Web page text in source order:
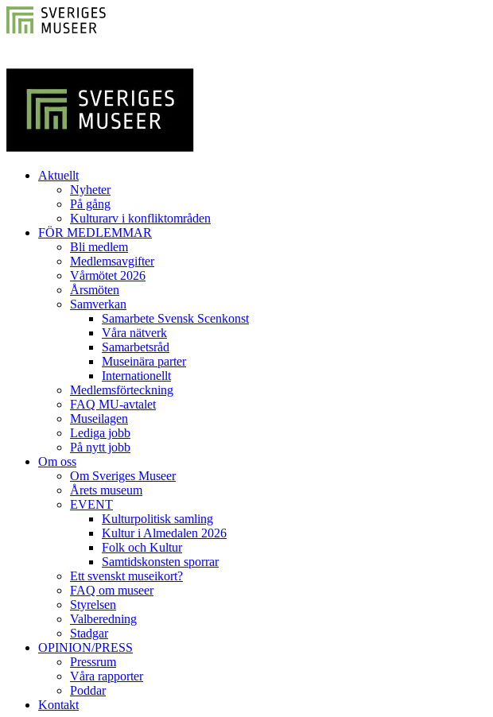
Aktuellt
Nyheter
På gång
Kulturarv i konfliktområden
FÖR MEDLEMMAR
Bli medlem
Medlemsavgifter
Vårmötet 2026
Årsmöten
Samverkan
Samarbete Svensk Scenkonst
Våra nätverk
Samarbetsråd
Museinära parter
Internationellt
Medlemsförteckning
FAQ MU-avtalet
Museilagen
Lediga jobb
På nytt jobb
Om oss
Om Sveriges Museer
Årets museum
EVENT
Kulturpolitisk samling
Kultur i Almedalen 2026
Folk och Kultur
Samtidskonsten sporrar
Ett svenskt museikort?
FAQ om museer
Styrelsen
Valberedning
Stadgar
OPINION/PRESS
Pressrum
Våra rapporter
Poddar
Kontakt